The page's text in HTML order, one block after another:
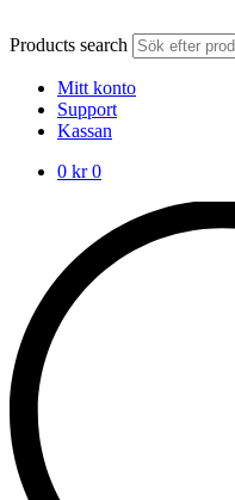
Products search
Mitt konto
Support
Kassan
0 kr 0